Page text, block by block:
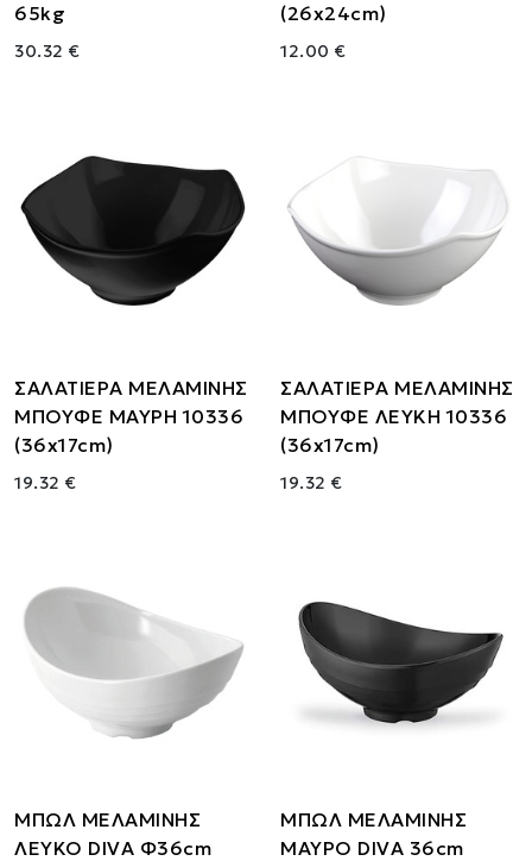
65kg
30.32 €
(26x24cm)
12.00 €
ΣΑΛΑΤΙΕΡΑ ΜΕΛΑΜΙΝΗΣ
ΜΠΟΥΦΕ ΜΑΥΡΗ 10336
(36x17cm)
19.32 €
ΣΑΛΑΤΙΕΡΑ ΜΕΛΑΜΙΝΗΣ
ΜΠΟΥΦΕ ΛΕΥΚΗ 10336
(36x17cm)
19.32 €
ΜΠΩΛ ΜΕΛΑΜΙΝΗΣ
ΛΕΥΚΟ DIVA Φ36cm
ΜΠΩΛ ΜΕΛΑΜΙΝΗΣ
ΜΑΥΡΟ DIVA 36cm